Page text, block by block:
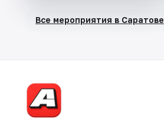
Все мероприятия в Саратове